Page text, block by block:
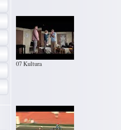
07 Kultura